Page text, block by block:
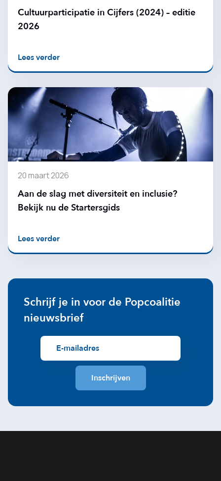
Cultuurparticipatie in Cijfers (2024) – editie
2026
Lees verder
20 maart 2026
Aan de slag met diversiteit en inclusie?
Bekijk nu de Startersgids
Lees verder
Schrijf je in voor de Popcoalitie
nieuwsbrief